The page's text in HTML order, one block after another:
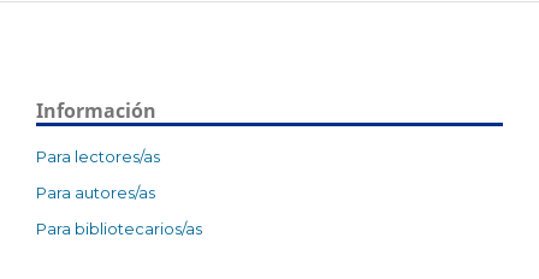
Información
Para lectores/as
Para autores/as
Para bibliotecarios/as